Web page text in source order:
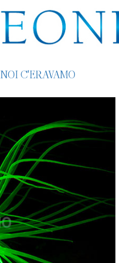
NOI C'ERAVAMO